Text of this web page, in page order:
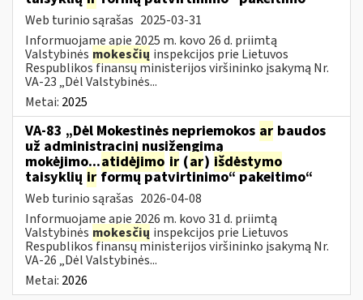
Web turinio sąrašas 2025-03-31
Informuojame apie 2025 m. kovo 26 d. priimtą
Valstybinės mokesčių inspekcijos prie Lietuvos
Respublikos finansų ministerijos viršininko įsakymą Nr.
VA-23 „Dėl Valstybinės...
Metai: 2025
VA-83 „Dėl Mokestinės nepriemokos ar baudos
už administracinį nusižengimą
mokėjimo...atidėjimo ir (ar) išdėstymo
taisyklių ir formų patvirtinimo“ pakeitimo“
Web turinio sąrašas 2026-04-08
Informuojame apie 2026 m. kovo 31 d. priimtą
Valstybinės mokesčių inspekcijos prie Lietuvos
Respublikos finansų ministerijos viršininko įsakymą Nr.
VA-26 „Dėl Valstybinės...
Metai: 2026